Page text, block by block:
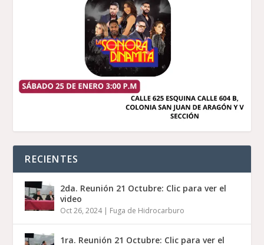
RECIENTES
2da. Reunión 21 Octubre: Clic para ver el
video
Oct 26, 2024| Fuga de Hidrocarburo
1ra. Reunión 21 Octubre: Clic para ver el